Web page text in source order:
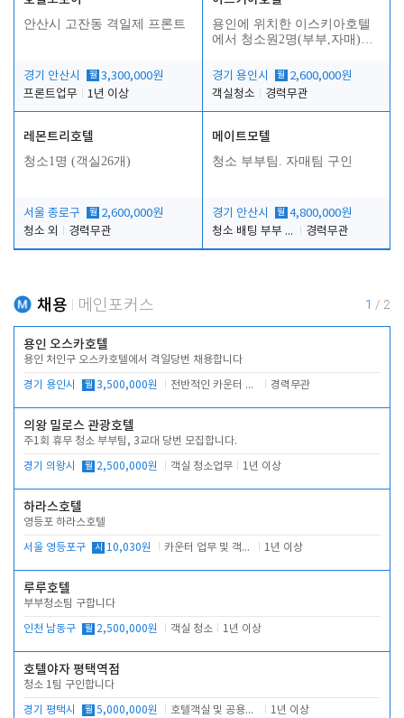
안산시 고잔동 격일제 프론트
경기 안산시 월 3,300,000원
프론트업무
1년 이상
용인에 위치한 이스키아호텔
에서 청소원2명(부부,자매)을
경기 용인시
월 2,600,000원
객실청소
경력무관
레몬트리호텔
청소1명 (객실26개)
서울 종로구 월 2,600,000원
청소 외
경력무관
메이트모텔
청소 부부팀. 자매팀 구인
경기 안산시 월 4,800,000원
청소 배팅 부부 구합니다
경력무관
채용 메인포커스 1 / 2
용인 오스카호텔
용인 처인구 오스카호텔에서 격일당번 채용합니다
경기 용인시 월 3,500,000원 전반적인 카운터 업무 경력무관
의왕 밀로스 관광호텔
주1회 휴무 청소 부부팀, 3교대 당번 모집합니다.
경기 의왕시 월 2,500,000원 객실 청소업무 1년 이상
하라스호텔
영등포 하라스호텔
서울 영등포구 시 10,030원 카운터 업무 및 객실관리(청소상태 확인, 객실판매) 1년 이상
루루호텔
부부청소팀 구합니다
인천 남동구 월 2,500,000원 객실 청소 1년 이상
호텔야자 평택역점
청소 1팀 구인합니다
경기 평택시 월 5,000,000원 호텔객실 및 공용시설 청소 관리 1년 이상